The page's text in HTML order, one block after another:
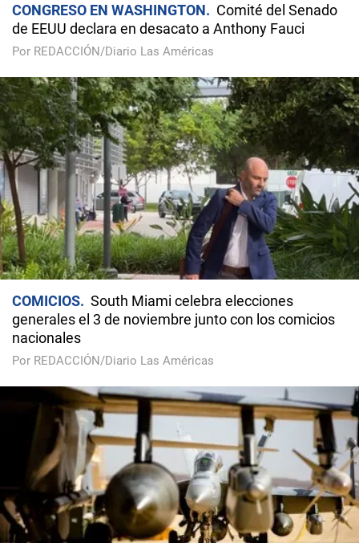
CONGRESO EN WASHINGTON
Comité del Senado
de EEUU declara en desacato a Anthony Fauci
Por REDACCIÓN/Diario Las Américas
COMICIOS
South Miami celebra elecciones
generales el 3 de noviembre junto con los comicios
nacionales
Por REDACCIÓN/Diario Las Américas